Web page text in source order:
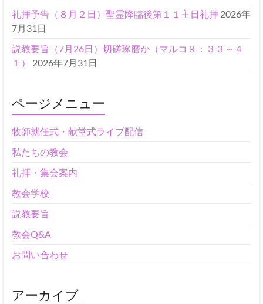
礼拝予告（８月２日）聖霊降臨後第１１主日礼拝 2026年
7月31日
説教要旨（7月26日）切磋琢磨か（マルコ９：３３～４
１）
2026年7月31日
ページメニュー
牧師就任式・献堂式ライブ配信
私たちの教会
礼拝・集会案内
教会学校
説教要旨
教会Q&A
お問い合わせ
アーカイブ